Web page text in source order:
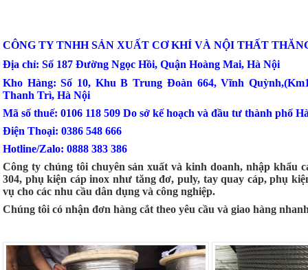
CÔNG TY TNHH SẢN XUẤT CƠ KHÍ VÀ NỘI THẤT
Địa chỉ: Số 187 Đường Ngọc Hồi, Quận Hoàng Mai, Hà Nội
Kho Hàng: Số 10, Khu B Trung Đoàn 664, Vĩnh
Thanh Trì, Hà Nội
Mã số thuế: 0106 118 509 Do sở kế hoạch và đầu tư thành phố
Điện Thoại: 0386 548 666
Hotline/Zalo: 0888 383 386
Công ty chúng tôi chuyên sản xuất và kinh doanh, nhập khẩu
304, phụ kiện cáp inox như tăng đơ, puly, tay quay cáp, phụ
vụ cho các nhu cầu dân dụng và công nghiệp.
Chúng tôi có nhận đơn hàng cắt theo yêu cầu và giao hàng